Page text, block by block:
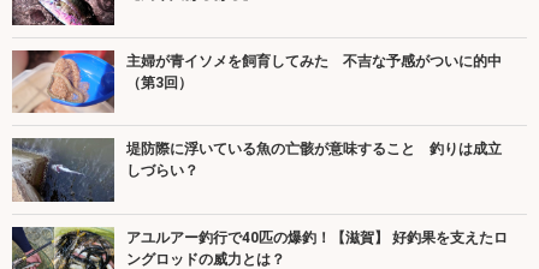
主婦が青イソメを飼育してみた 不吉な予感がついに的中
（第3回）
堤防際に浮いている魚の亡骸が意味すること 釣りは成立
しづらい？
アユルアー釣行で40匹の爆釣！【滋賀】 好釣果を支えたロ
ングロッドの威力とは？